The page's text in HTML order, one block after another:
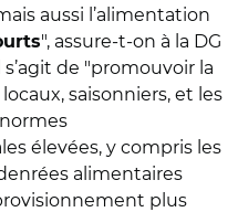
aussi l’alimentation
", assure-t-on à la DG
de "promouvoir la
saisonniers, et les
élevées, y compris les
alimentaires
plus